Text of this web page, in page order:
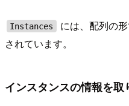
Instances
には、配列の
されています。
インスタンスの情報を取